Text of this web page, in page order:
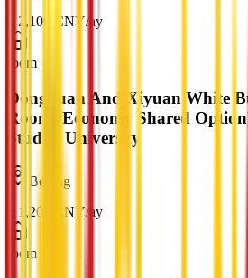
2,100 CNY/ ay
room
Dongyuan And Xiyuan White
Room (Economy Shared
Studies University
Beijing
1,200 CNY/ ay
room